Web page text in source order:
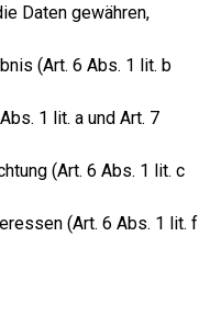
Daten gewähren,
(Art. 6 Abs. 1 lit. b
1 lit. a und Art. 7
(Art. 6 Abs. 1 lit. c
(Art. 6 Abs. 1 lit. f